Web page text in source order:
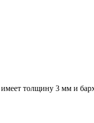
толщину 3 мм и